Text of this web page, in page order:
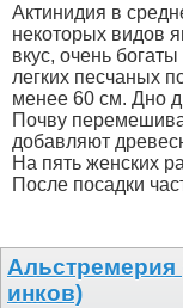
Актинидия в
некоторых видов
вкус, очень
легких песчаных
менее 60 см. Дно
Почву
добавляют
На пять женских
После посадки
Альстремерия
инков)